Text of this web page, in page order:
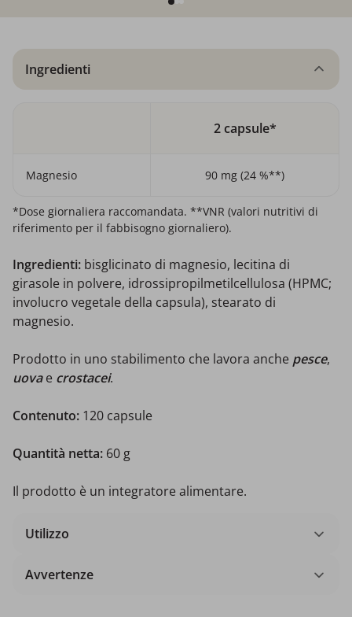
Ingredienti
2 capsule*
Magnesio 90 mg (24 %**)
*Dose giornaliera raccomandata. **VNR (valori nutritivi di
riferimento per il fabbisogno giornaliero).
Ingredienti: bisglicinato di magnesio, lecitina di
girasole in polvere, idrossipropilmetilcellulosa (HPMC;
involucro vegetale della capsula), stearato di
magnesio.
Prodotto in uno stabilimento che lavora anche pesce,
uovae crostacei.
Contenuto: 120 capsule
Quantità netta: 60 g
Il prodotto è un integratore alimentare.
Utilizzo
Avvertenze